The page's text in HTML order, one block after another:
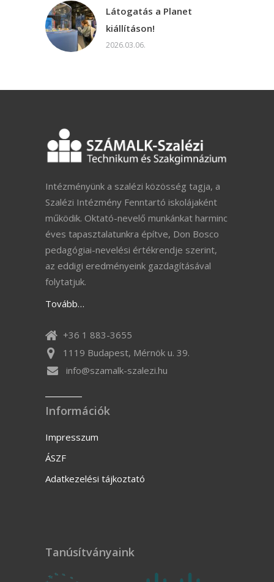
Látogatás a Planet
kiállításon!
2026.03.06.
Intézményünk a szalézi közösség tagja, a
Szalézi Intézmény Fenntartó iskolájaként
működik. Oktató-nevelő munkánkat harminc
éves tapasztalatunkra építve, Don Bosco
pedagógiai-nevelési értékrendje szerint,
az eddigi eredményeink gazdagításával
folytatjuk.
Tovább…
+36 1 883-3655
1119 Budapest, Mérnök u. 39.
info@szamalk-szalezi.hu
Információk
Impresszum
ÁSZF
Adatkezelési tájkoztató
Tanúsítványaink